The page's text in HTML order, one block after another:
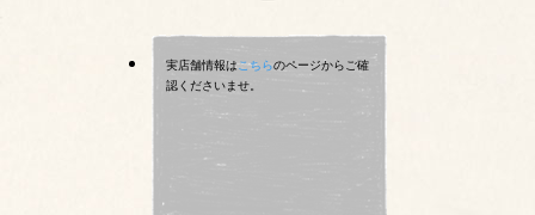
実店舗情報はこちらのページからご確
認くださいませ。